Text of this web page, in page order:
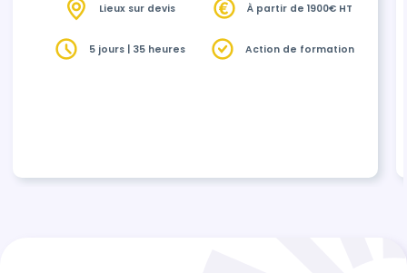
Lieux sur devis À partir de 1900€ HT
5 jours | 35 heures Action de formation